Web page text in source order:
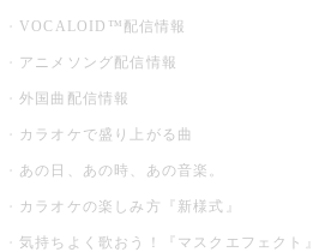
VOCALOID™配信情報
アニメソング配信情報
外国曲配信情報
カラオケで盛り上がる曲
あの日、あの時、あの音楽。
カラオケの楽しみ方『新様式』
気持ちよく歌おう！『マスクエフェクト』